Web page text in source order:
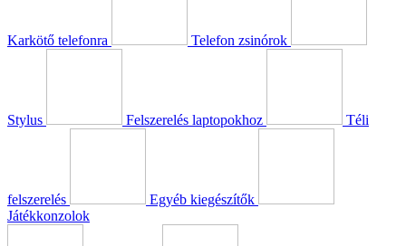
Karkötő telefonra Telefon zsinórok
Stylus Felszerelés laptopokhoz Téli
felszerelés
Egyéb kiegészítők
Játékkonzolok